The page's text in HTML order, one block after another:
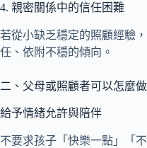
4. 親密關係中的信任困難
若從小缺乏穩定的照顧經驗
任、依附不穩的傾向。
二、父母或照顧者可以怎麼做
給予情緒允許與陪伴
不要求孩子「快樂一點」「